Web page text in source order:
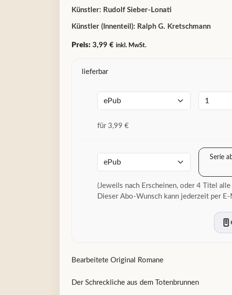
Künstler: Rudolf Sieber-Lonati
Künstler (Innenteil): Ralph G. Kretschmann
Preis: 3,99 € inkl. MwSt.
lieferbar
für 3,99 €
Serie
(Jeweils nach Erscheinen, oder 4 Titel
Dieser Abo-Wunsch kann jederzeit per
Bearbeitete Original Romane
Der Schreckliche aus dem Totenbrunnen